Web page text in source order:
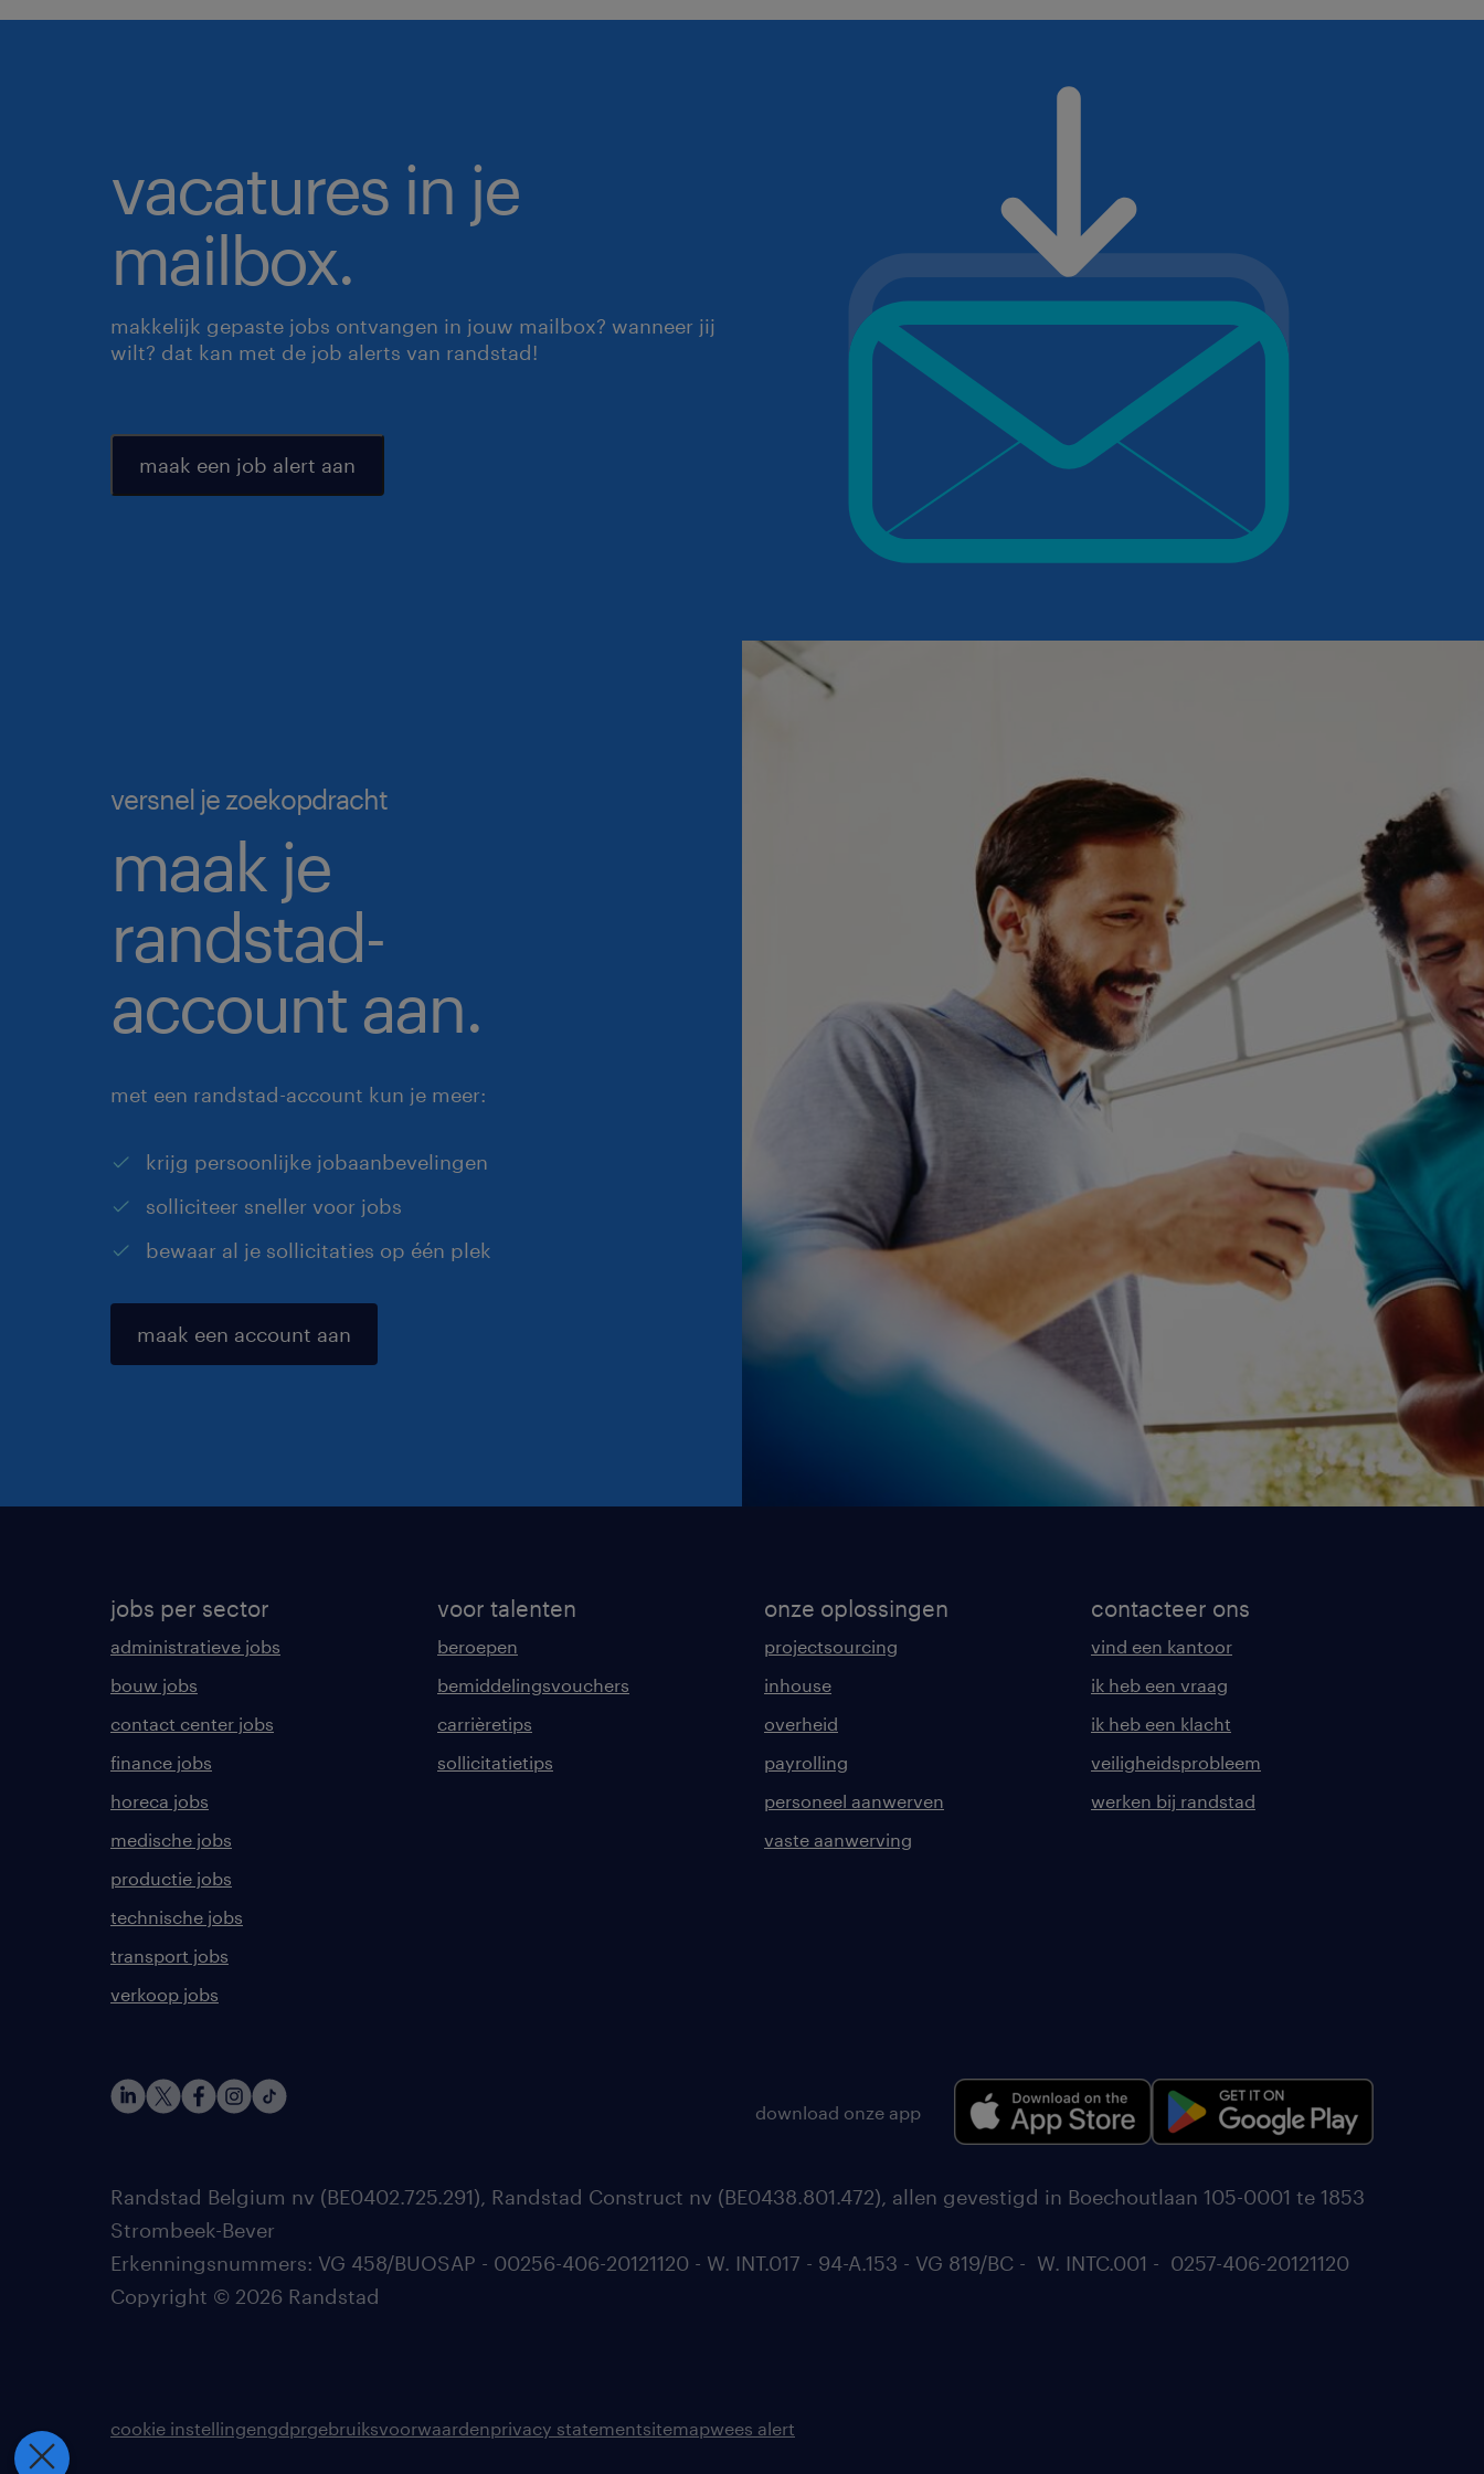
vacatures in je
mailbox.
makkelijk gepaste jobs ontvangen in jouw mailbox? wanneer jij
wilt? dat kan met de job alerts van randstad!
maak een job alert aan
versnel je zoekopdracht
maak je
randstad-
account aan.
met een randstad-account kun je meer:
krijg persoonlijke jobaanbevelingen
solliciteer sneller voor jobs
bewaar al je sollicitaties op één plek
maak een account aan
jobs per sector
administratieve jobs
bouw jobs
contact center jobs
finance jobs
horeca jobs
medische jobs
productie jobs
technische jobs
transport jobs
verkoop jobs
voor talenten
beroepen
bemiddelingsvouchers
carrièretips
sollicitatietips
onze oplossingen
projectsourcing
inhouse
overheid
payrolling
personeel aanwerven
vaste aanwerving
contacteer ons
vind een kantoor
ik heb een vraag
ik heb een klacht
veiligheidsprobleem
werken bij randstad
download onze app
Randstad Belgium nv (BE0402.725.291), Randstad Construct nv (BE0438.801.472), allen gevestigd in Boechoutlaan 105-0001 te 1853
Strombeek-Bever
Erkenningsnummers: VG 458/BUOSAP - 00256-406-20121120 - W. INT.017 - 94-A.153 - VG 819/BC - W. INTC.001 - 0257-406-20121120
Copyright © 2026 Randstad
cookie instellingengdprgebruiksvoorwaardenprivacy statementsitemapwees alert